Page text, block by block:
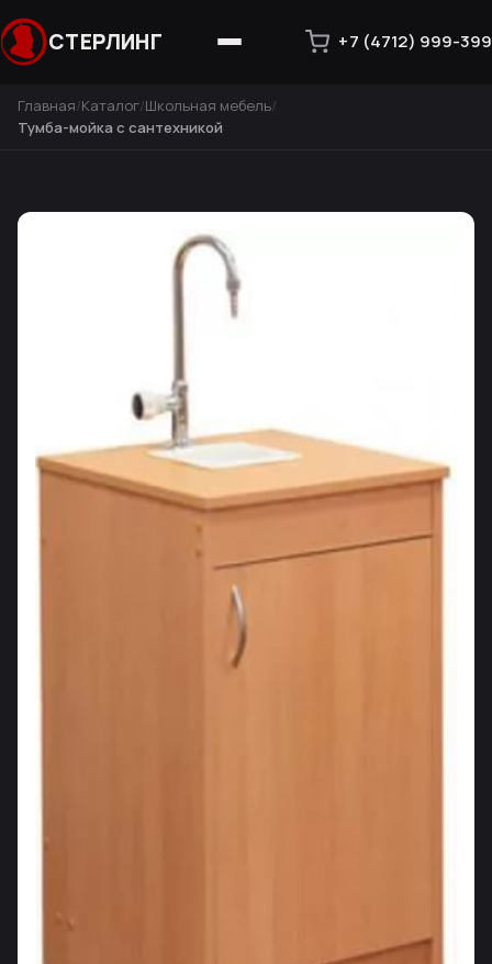
СТЕРЛИНГ +7 (4712) 999-399
Главная Каталог Школьная мебель
Тумба-мойка с сантехникой